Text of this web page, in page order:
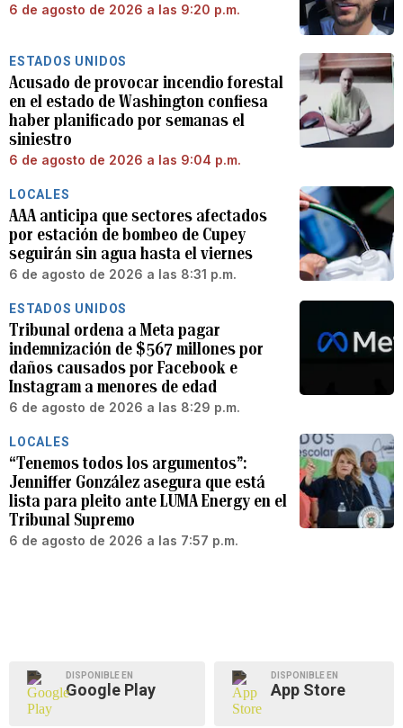
6 de agosto de 2026 a las 9:20 p.m.
ESTADOS UNIDOS
Acusado de provocar incendio forestal
en el estado de Washington confiesa
haber planificado por semanas el
siniestro
6 de agosto de 2026 a las 9:04 p.m.
LOCALES
AAA anticipa que sectores afectados
por estación de bombeo de Cupey
seguirán sin agua hasta el viernes
6 de agosto de 2026 a las 8:31 p.m.
ESTADOS UNIDOS
Tribunal ordena a Meta pagar
indemnización de $567 millones por
daños causados por Facebook e
Instagram a menores de edad
6 de agosto de 2026 a las 8:29 p.m.
LOCALES
“Tenemos todos los argumentos”:
Jenniffer González asegura que está
lista para pleito ante LUMA Energy en el
Tribunal Supremo
6 de agosto de 2026 a las 7:57 p.m.
DISPONIBLE EN
Google Play
DISPONIBLE EN
App Store